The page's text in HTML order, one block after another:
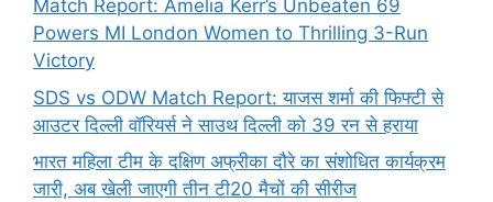
Match Report: Amelia Kerr’s Unbeaten 69
Powers MI London Women to Thrilling 3-Run
Victory
SDS vs ODW Match Report: याजस शर्मा की फिफ्टी से
आउटर दिल्ली वॉरियर्स ने साउथ दिल्ली को 39 रन से हराया
भारत महिला टीम के दक्षिण अफ्रीका दौरे का संशोधित कार्यक्रम
जारी, अब खेली जाएगी तीन टी20 मैचों की सीरीज